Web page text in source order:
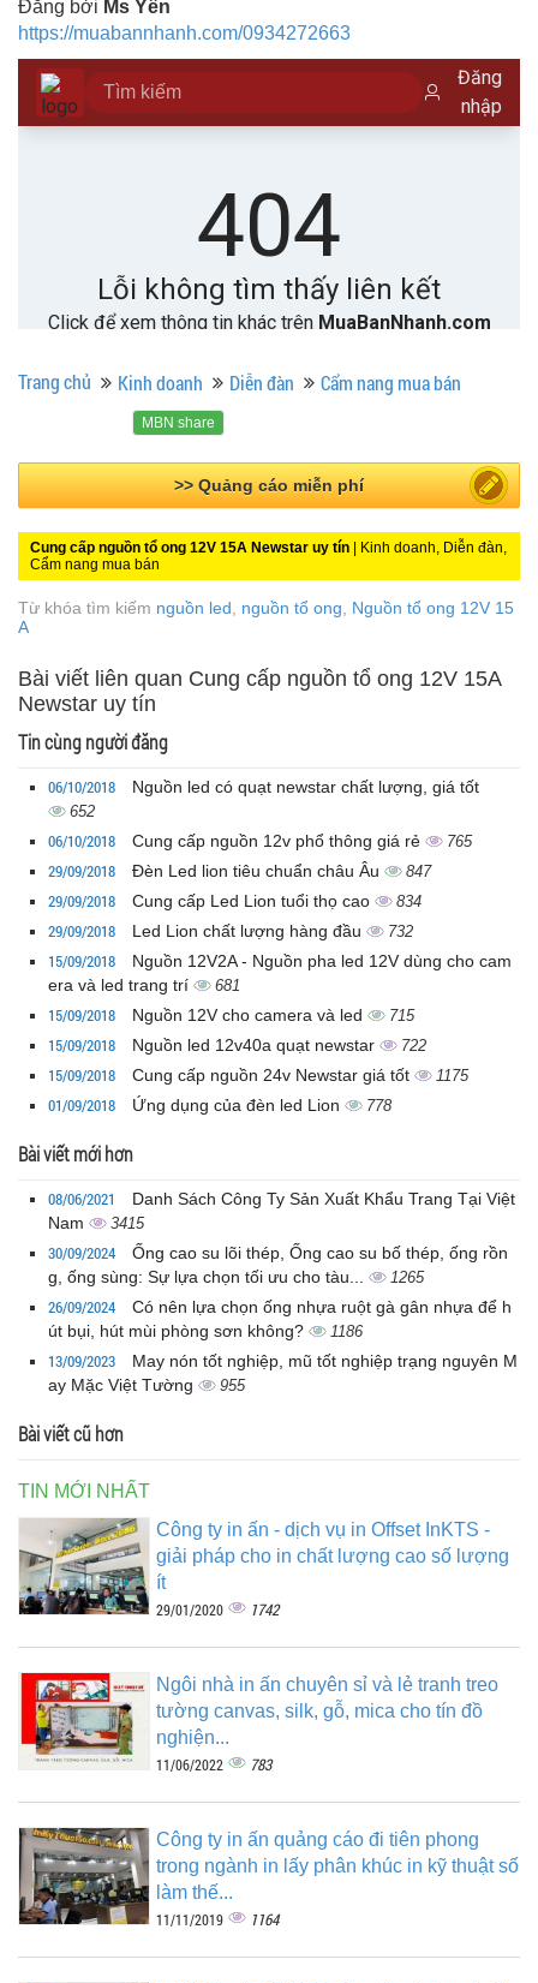
Đăng bởi Ms Yên
https://muabannhanh.com/0934272663
Trang chủ Kinh doanh Diễn đàn Cẩm nang mua bán
MBN share
>> Bài PR miễn phí
Cung cấp nguồn tổ ong 12V 15A Newstar uy tín | Kinh doanh, Diễn đàn,
Cẩm nang mua bán
Từ khóa tìm kiếm nguồn led nguồn tổ ong
Nguồn tổ ong 12V 15
A
Bài viết liên quan Cung cấp nguồn tổ ong 12V 15A
Newstar uy tín
Tin cùng người đăng
06/10/2018 Nguồn led có quạt newstar chất lượng, giá tốt
652
06/10/2018 Cung cấp nguồn 12v phổ thông giá rẻ 765
29/09/2018 Đèn Led lion tiêu chuẩn châu Âu 847
29/09/2018 Cung cấp Led Lion tuổi thọ cao 834
29/09/2018 Led Lion chất lượng hàng đầu 732
15/09/2018
Nguồn 12V2A - Nguồn pha led 12V dùng cho cam
era và led trang trí
681
15/09/2018 Nguồn 12V cho camera và led 715
15/09/2018 Nguồn led 12v40a quạt newstar 722
15/09/2018 Cung cấp nguồn 24v Newstar giá tốt 1175
01/09/2018 Ứng dụng của đèn led Lion 778
Bài viết mới hơn
08/06/2021
Danh Sách Công Ty Sản Xuất Khẩu Trang Tại Việt
Nam
3415
30/09/2024
Ống cao su lõi thép, Ống cao su bố thép, ống rồn
g, ống sùng: Sự lựa chọn tối ưu cho tàu...
1265
26/09/2024
Có nên lựa chọn ống nhựa ruột gà gân nhựa để h
út bụi, hút mùi phòng sơn không?
1186
13/09/2023
May nón tốt nghiệp, mũ tốt nghiệp trạng nguyên M
ay Mặc Việt Tường
955
Bài viết cũ hơn
TIN MỚI NHẤT
Công ty in ấn - dịch vụ in Offset InKTS -
giải pháp cho in chất lượng cao số lượng
ít
29/01/2020 1742
Ngôi nhà in ấn chuyên sỉ và lẻ tranh treo
tường canvas, silk, gỗ, mica cho tín đồ
nghiện...
11/06/2022 783
Công ty in ấn quảng cáo đi tiên phong
trong ngành in lấy phân khúc in kỹ thuật số
làm thế...
11/11/2019 1164